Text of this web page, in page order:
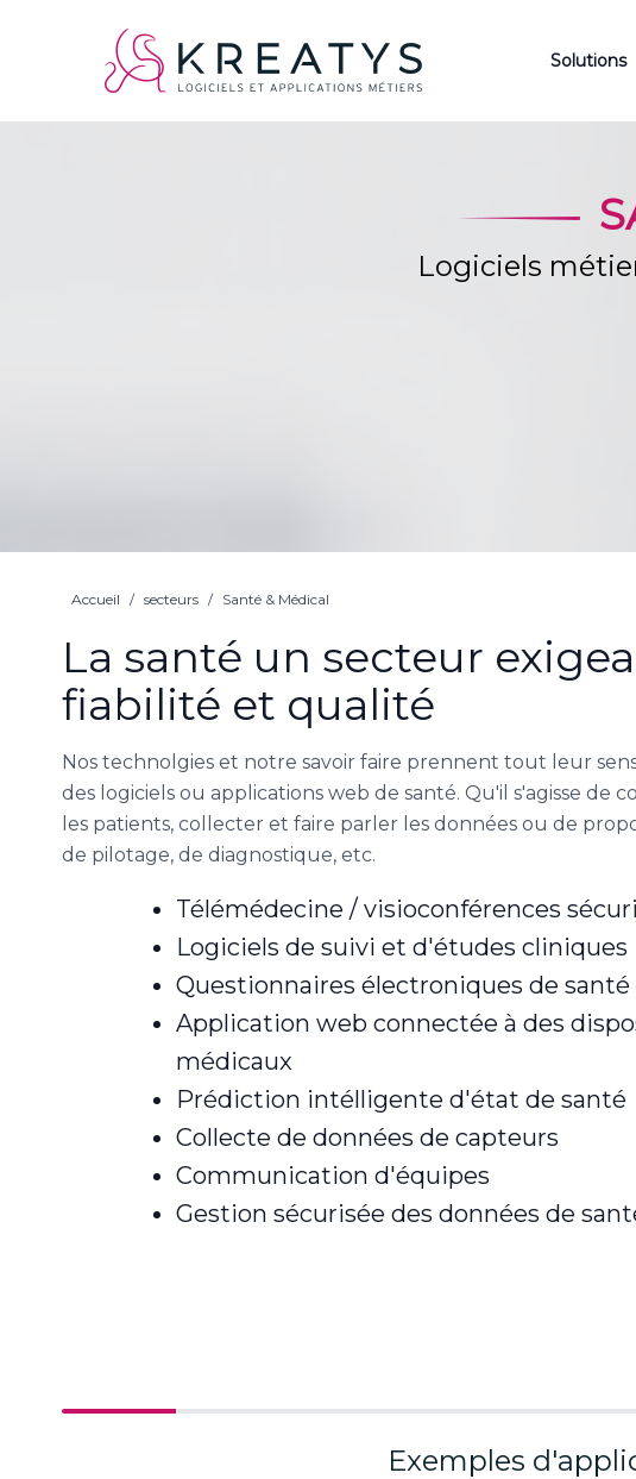
Solutions
Logiciels
Accueil / secteurs / Santé & Médical
La santé un secteur
fiabilité et qualité
Nos technolgies et notre savoir faire prennent tout leur
des logiciels ou applications web de santé. Qu'il s'agisse de
les patients, collecter et faire parler les données ou de
de pilotage, de diagnostique, etc.
Télémédecine / visioconférences
Logiciels de suivi et d'études cliniques
Questionnaires électroniques de santé
Application web connectée à des
médicaux
Prédiction intélligente d'état de santé
Collecte de données de capteurs
Communication d'équipes
Gestion sécurisée des données de
Exemples